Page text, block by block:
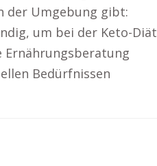
der Umgebung gibt:
um bei der Keto-Diät
Ernährungsberatung
Bedürfnissen